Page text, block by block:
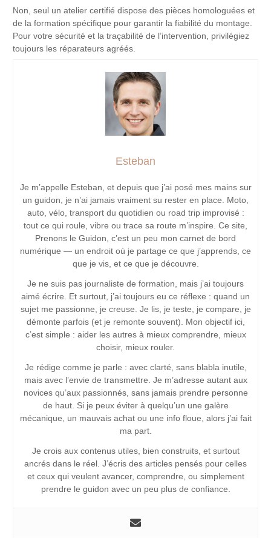
Non, seul un atelier certifié dispose des pièces homologuées et
de la formation spécifique pour garantir la fiabilité du montage.
Pour votre sécurité et la traçabilité de l’intervention, privilégiez
toujours les réparateurs agréés.
Esteban
Je m’appelle Esteban, et depuis que j’ai posé mes mains sur
un guidon, je n’ai jamais vraiment su rester en place. Moto,
auto, vélo, transport du quotidien ou road trip improvisé :
tout ce qui roule, vibre ou trace sa route m’inspire. Ce site,
Prenons le Guidon, c’est un peu mon carnet de bord
numérique — un endroit où je partage ce que j’apprends, ce
que je vis, et ce que je découvre.
Je ne suis pas journaliste de formation, mais j’ai toujours
aimé écrire. Et surtout, j’ai toujours eu ce réflexe : quand un
sujet me passionne, je creuse. Je lis, je teste, je compare, je
démonte parfois (et je remonte souvent). Mon objectif ici,
c’est simple : aider les autres à mieux comprendre, mieux
choisir, mieux rouler.
Je rédige comme je parle : avec clarté, sans blabla inutile,
mais avec l’envie de transmettre. Je m’adresse autant aux
novices qu’aux passionnés, sans jamais prendre personne
de haut. Si je peux éviter à quelqu’un une galère
mécanique, un mauvais achat ou une info floue, alors j’ai fait
ma part.
Je crois aux contenus utiles, bien construits, et surtout
ancrés dans le réel. J’écris des articles pensés pour celles
et ceux qui veulent avancer, comprendre, ou simplement
prendre le guidon avec un peu plus de confiance.